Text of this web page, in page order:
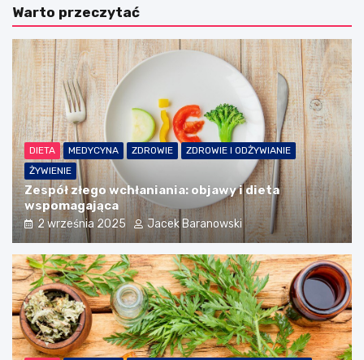
Warto przeczytać
DIETA MEDYCYNA ZDROWIE
ZDROWIE I ODŻYWIANIE
ŻYWIENIE
Zespół złego wchłaniania: objawy i dieta
wspomagająca
2 września 2025 Jacek Baranowski